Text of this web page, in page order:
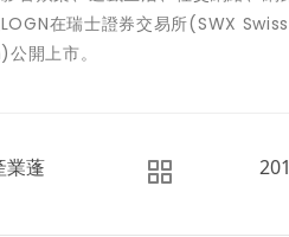
在瑞士證券交易所(SWX
開上市。
業蓬